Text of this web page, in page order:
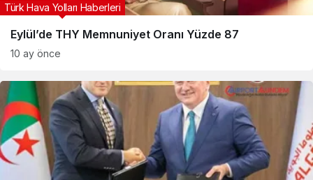
Eylül’de THY Memnuniyet Oranı Yüzde 87
Türk Hava Yolları Haberleri
10 ay önce